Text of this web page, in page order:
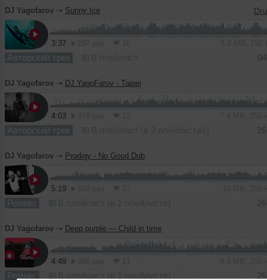
DJ Yagofarov ➝ Sunny Ice
3:37
Авторский трек
DJ Yagofarov ➝ DJ YagoFarov - Taipei
4:03
Авторский трек
DJ Yagofarov ➝ Prodigy - No Good Dub
5:19
Ремикс
DJ Yagofarov ➝ Deep purple — Child in time
4:49
Ремикс